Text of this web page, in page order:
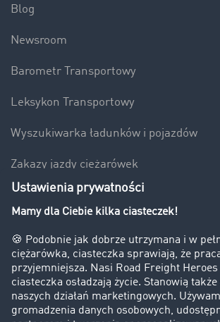
Blog
Newsroom
Barometr Transportowy
Leksykon Transportowy
Wyszukiwarka ładunków i pojazdów
Zakazy jazdy ciężarówek
Bezpieczeństwo
Firma
Historie sukcesu
Klienci pozyskują nowych klientów